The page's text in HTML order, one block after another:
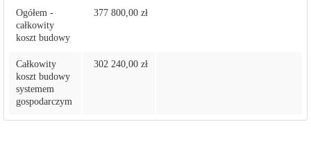
Ogółem -
całkowity
koszt budowy
377 800,00 zł
Całkowity
koszt budowy
systemem
gospodarczym
302 240,00 zł